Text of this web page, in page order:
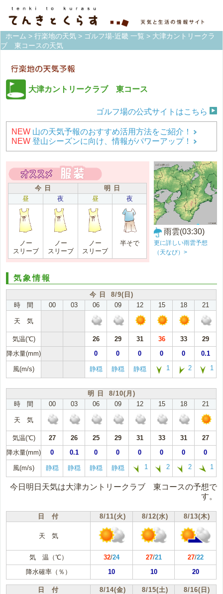
ホーム > 行楽地の天気 > ゴルフ場-近畿 一覧 > 大津カントリークラ
ブ 東コースの天気
大津カントリークラブ 東コース
ゴルフ場の公式サイトはこちら
NEW 山の天気予報のおすすめ活用方法をご紹介！
NEW 登山シーズンに向け、情報がパワーアップ！
今 日
明 日
昼
夜 昼 夜
ノー
スリーブ
ノー
スリーブ
ノー
スリーブ
半そで
雨雲(03:30)
更に詳しい雨雲予想
（天なび）>
気象情報
今 日 8/9(日)
時 間
00 03 06 09 12 15 18 21
天 気
気温(℃) 26 29 31 36 33
29
降水量(mm)
0 0 0 0 0 0.1
風(m/s) 静穏 静穏 静穏 1 2 1
明 日 8/10(月)
時 間
00 03 06 09 12 15 18 21
天 気
気温(℃) 27 26 25 29 31 33 31
27
降水量(mm)
0 0.1 0 0 0 0 0 0
風(m/s) 静穏 静穏 静穏 静穏 1 2 2 1
今日明日天気は大津カントリークラブ 東コースの予想で
す。
日 付 8/11(火) 8/12(水) 8/13(木)
天 気
気 温（℃） 32/24 27/21 27/22
降水確率（％）
10 10 20
日 付 8/14(金) 8/15(土) 8/16(日)